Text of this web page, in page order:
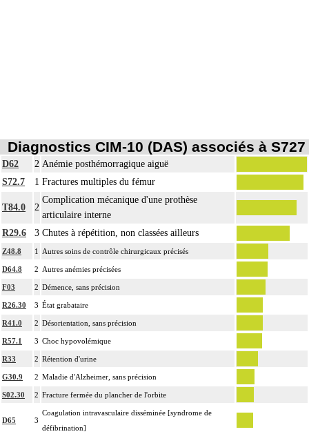
Diagnostics CIM-10 (DAS) associés à S727
D62 2 Anémie posthémorragique aiguë
S72.7
1 Fractures multiples du fémur
T84.0 2
Complication mécanique d'une prothèse
articulaire interne
R29.6
3 Chutes à répétition, non classées ailleurs
Z48.8 1 Autres soins de contrôle chirurgicaux précisés
D64.8 2 Autres anémies précisées
F03 2 Démence, sans précision
R26.30 3 État grabataire
R41.0 2 Désorientation, sans précision
R57.1 3 Choc hypovolémique
R33 2 Rétention d'urine
G30.9 2 Maladie d'Alzheimer, sans précision
S02.30 2 Fracture fermée du plancher de l'orbite
D65 3
Coagulation intravasculaire disséminée [syndrome de
défibrination]